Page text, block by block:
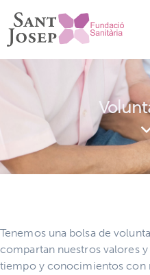
Tenemos una bolsa de
compartan nuestros valores
tiempo y conocimientos con